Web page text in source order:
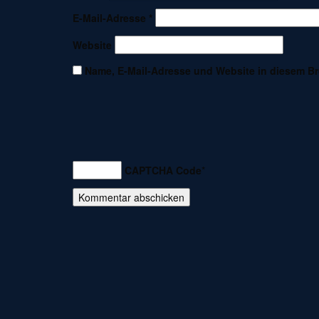
E-Mail-Adresse *
Website
Name, E-Mail-Adresse und Website in diesem
CAPTCHA Code*